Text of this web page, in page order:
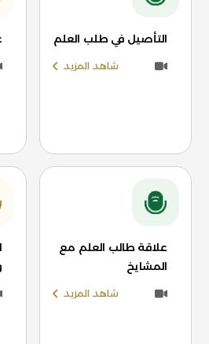
التأصيل في طلب العلم
شاهد المزيد
علاقة طالب العلم مع
المشايخ
شاهد المزيد